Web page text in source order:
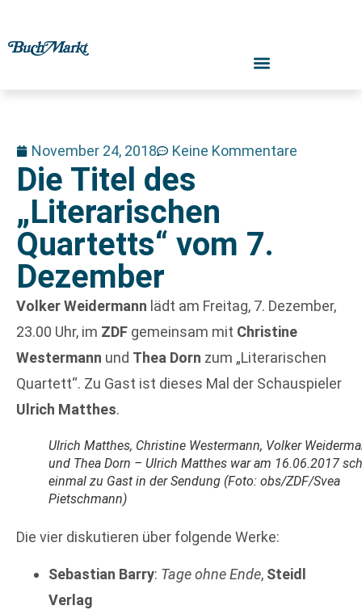
November 24, 2018 Keine Kommentare
Die Titel des
„Literarischen
Quartetts“ vom 7.
Dezember
Volker Weidermann lädt am Freitag, 7. Dezember,
23.00 Uhr, im ZDF gemeinsam mit Christine
Westermann und Thea Dorn zum „Literarischen
Quartett“. Zu Gast ist dieses Mal der Schauspieler
Ulrich Matthes.
Ulrich Matthes, Christine Westermann, Volker
und Thea Dorn – Ulrich Matthes war am 16.06.2017
einmal zu Gast in der Sendung (Foto: obs/ZDF/Svea
Pietschmann)
Die vier diskutieren über folgende Werke:
Sebastian Barry: Tage ohne Ende, Steidl
Verlag